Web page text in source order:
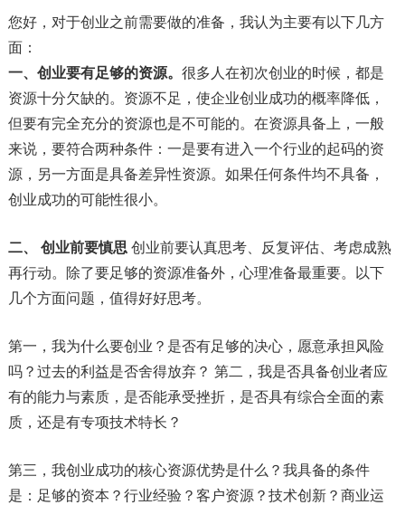
您好，对于创业之前需要做的准备，我认为主要有以下几方
面：
一、创业要有足够的资源。 很多人在初次创业的时候，都是
资源十分欠缺的。资源不足，使企业创业成功的概率降低，
但要有完全充分的资源也是不可能的。在资源具备上，一般
来说，要符合两种条件：一是要有进入一个行业的起码的资
源，另一方面是具备差异性资源。如果任何条件均不具备，
创业成功的可能性很小。
二、 创业前要慎思 创业前要认真思考、反复评估、考虑成熟
再行动。除了要足够的资源准备外，心理准备最重要。以下
几个方面问题，值得好好思考。
第一，我为什么要创业？是否有足够的决心，愿意承担风险
吗？过去的利益是否舍得放弃？ 第二，我是否具备创业者应
有的能力与素质，是否能承受挫折，是否具有综合全面的素
质，还是有专项技术特长？
第三，我创业成功的核心资源优势是什么？我具备的条件
是：足够的资本？行业经验？客户资源？技术创新？商业运